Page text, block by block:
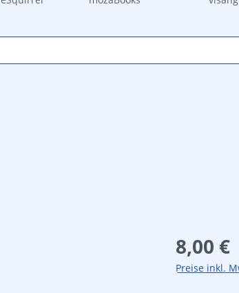
Regulärer
8,00 €
Preise inkl.